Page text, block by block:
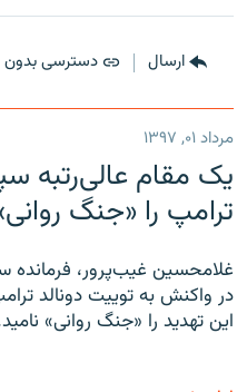
ارسال دسترسی بدون
مرداد ۰۱, ۱۳۹۷
یک مقام عالی‌رتبه
ترامپ را «جنگ
غلامحسین غیب‌پرور،
در واکنش به توییت دونالد
این تهدید را «جنگ روانی»